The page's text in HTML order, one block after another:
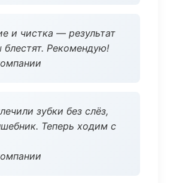
и чистка — результат
блестят. Рекомендую!
зубки без слёз,
Теперь ходим с